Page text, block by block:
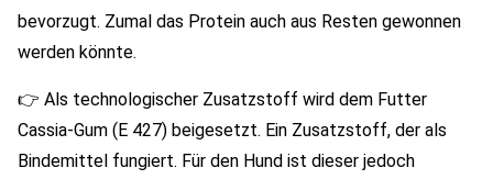
bevorzugt. Zumal das Protein auch aus Resten gewonnen
werden könnte.
👉 Als technologischer Zusatzstoff wird dem Futter
Cassia-Gum (E 427) beigesetzt. Ein Zusatzstoff, der als
Bindemittel fungiert. Für den Hund ist dieser jedoch